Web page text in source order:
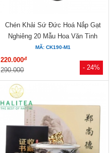
- 24%
Chén Khải Sứ Đức Hoá Nắp Gạt
Nghiêng 20 Mẫu Hoa Văn Tinh
Xảo...
MÃ: CK190-M1
220.000đ
290.000